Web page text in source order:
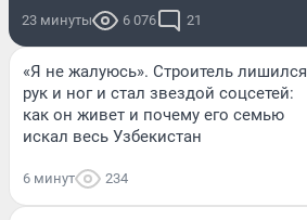
23 минуты 6 076 21
«Я не жалуюсь». Строитель лишился
рук и ног и стал звездой соцсетей:
как он живет и почему его семью
искал весь Узбекистан
6 минут 234